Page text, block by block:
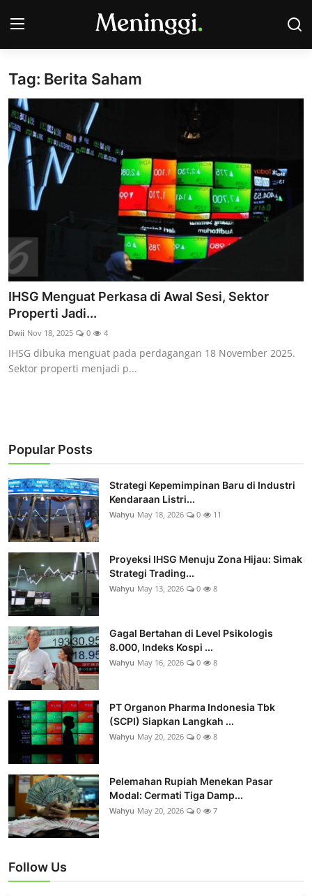
Contact
Pasar Saham
Bisnis
Industri
Korporasi
Kripto
Obligasi & Reksadana
Rekomendasi
Tag: Berita Saham
IHSG Menguat Perkasa di Awal Sesi, Sektor
Properti Jadi...
Dwii Nov 18, 2025 0 4
IHSG dibuka menguat pada perdagangan 18 November 2025.
Sektor properti menjadi p...
Popular Posts
Strategi Kepemimpinan Baru di Industri
Kendaraan Listri...
Wahyu May 18, 2026 0 11
Proyeksi IHSG Menuju Zona Hijau: Simak
Strategi Trading...
Wahyu May 13, 2026 0 8
Gagal Bertahan di Level Psikologis
8.000, Indeks Kospi ...
Wahyu May 16, 2026 0 8
PT Organon Pharma Indonesia Tbk
(SCPI) Siapkan Langkah ...
Wahyu May 20, 2026 0 8
Pelemahan Rupiah Menekan Pasar
Modal: Cermati Tiga Damp...
Wahyu May 20, 2026 0 7
Follow Us